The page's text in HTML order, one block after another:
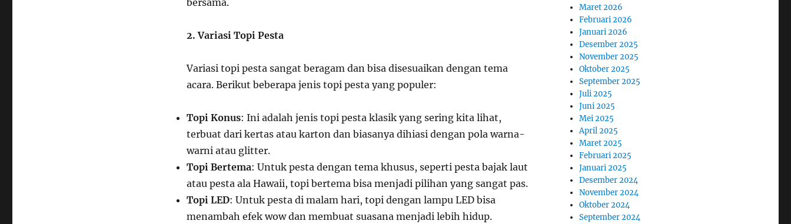
bersama.
2. Variasi Topi Pesta
Variasi topi pesta sangat beragam dan bisa disesuaikan dengan tema
acara. Berikut beberapa jenis topi pesta yang populer:
Topi Konus: Ini adalah jenis topi pesta klasik yang sering kita lihat,
terbuat dari kertas atau karton dan biasanya dihiasi dengan pola warna-
warni atau glitter.
Topi Bertema: Untuk pesta dengan tema khusus, seperti pesta bajak laut
atau pesta ala Hawaii, topi bertema bisa menjadi pilihan yang sangat pas.
Topi LED: Untuk pesta di malam hari, topi dengan lampu LED bisa
menambah efek wow dan membuat suasana menjadi lebih hidup.
Maret 2026
Februari 2026
Januari 2026
Desember 2025
November 2025
Oktober 2025
September 2025
Juli 2025
Juni 2025
Mei 2025
April 2025
Maret 2025
Februari 2025
Januari 2025
Desember 2024
November 2024
Oktober 2024
September 2024